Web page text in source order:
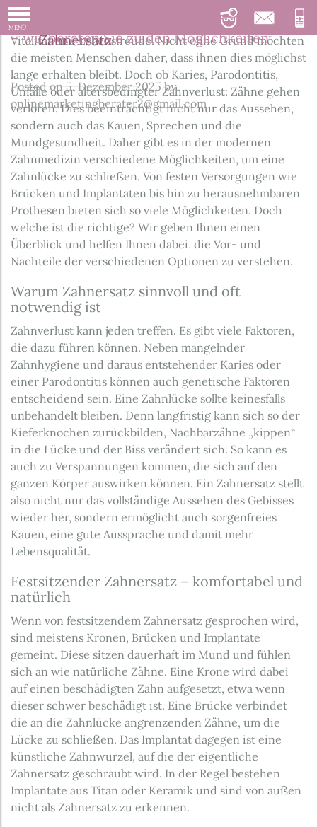
MENÜ
Zahnersatz
Zahnersatz: festsitzend oder herausnehmbar
– wir beraten Sie zu den Möglichkeiten
Posted on5. Dezember 2025by
onlinemarketingberater2@gmail.com
Ein gesundes Gebiss ist ein Symbol für Gesundheit,
Vitalität und Lebensfreude. Nicht ohne Grund möchten
die meisten Menschen daher, dass ihnen dies möglichst
lange erhalten bleibt. Doch ob Karies, Parodontitis,
Unfälle oder altersbedingter Zahnverlust: Zähne gehen
verloren. Dies beeinträchtigt nicht nur das Aussehen,
sondern auch das Kauen, Sprechen und die
Mundgesundheit. Daher gibt es in der modernen
Zahnmedizin verschiedene Möglichkeiten, um eine
Zahnlücke zu schließen. Von festen Versorgungen wie
Brücken und Implantaten bis hin zu herausnehmbaren
Prothesen bieten sich so viele Möglichkeiten. Doch
welche ist die richtige? Wir geben Ihnen einen
Überblick und helfen Ihnen dabei, die Vor- und
Nachteile der verschiedenen Optionen zu verstehen.
Warum Zahnersatz sinnvoll und oft
notwendig ist
Zahnverlust kann jeden treffen. Es gibt viele Faktoren,
die dazu führen können. Neben mangelnder
Zahnhygiene und daraus entstehender Karies oder
einer Parodontitis können auch genetische Faktoren
entscheidend sein. Eine Zahnlücke sollte keinesfalls
unbehandelt bleiben. Denn langfristig kann sich so der
Kieferknochen zurückbilden, Nachbarzähne „kippen“
in die Lücke und der Biss verändert sich. So kann es
auch zu Verspannungen kommen, die sich auf den
ganzen Körper auswirken können. Ein Zahnersatz stellt
also nicht nur das vollständige Aussehen des Gebisses
wieder her, sondern ermöglicht auch sorgenfreies
Kauen, eine gute Aussprache und damit mehr
Lebensqualität.
Festsitzender Zahnersatz – komfortabel und
natürlich
Wenn von festsitzendem Zahnersatz gesprochen wird,
sind meistens Kronen, Brücken und Implantate
gemeint. Diese sitzen dauerhaft im Mund und fühlen
sich an wie natürliche Zähne. Eine Krone wird dabei
auf einen beschädigten Zahn aufgesetzt, etwa wenn
dieser schwer beschädigt ist. Eine Brücke verbindet
die an die Zahnlücke angrenzenden Zähne, um die
Lücke zu schließen. Das Implantat dagegen ist eine
künstliche Zahnwurzel, auf die der eigentliche
Zahnersatz geschraubt wird. In der Regel bestehen
Implantate aus Titan oder Keramik und sind von außen
nicht als Zahnersatz zu erkennen.